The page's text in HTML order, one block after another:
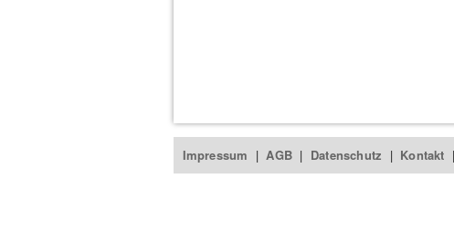
Impressum |AGB| Datenschutz | Kontakt |